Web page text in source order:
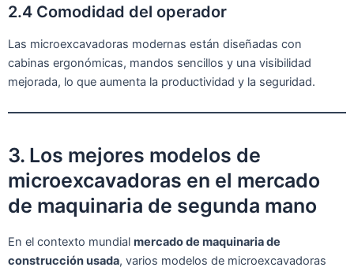
2.4 Comodidad del operador
Las microexcavadoras modernas están diseñadas con
cabinas ergonómicas, mandos sencillos y una visibilidad
mejorada, lo que aumenta la productividad y la seguridad.
3. Los mejores modelos de
microexcavadoras en el mercado
de maquinaria de segunda mano
En el contexto mundial mercado de maquinaria de
construcción usada, varios modelos de microexcavadoras